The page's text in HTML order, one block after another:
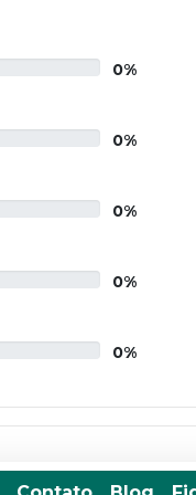
0%
0%
0%
0%
0%